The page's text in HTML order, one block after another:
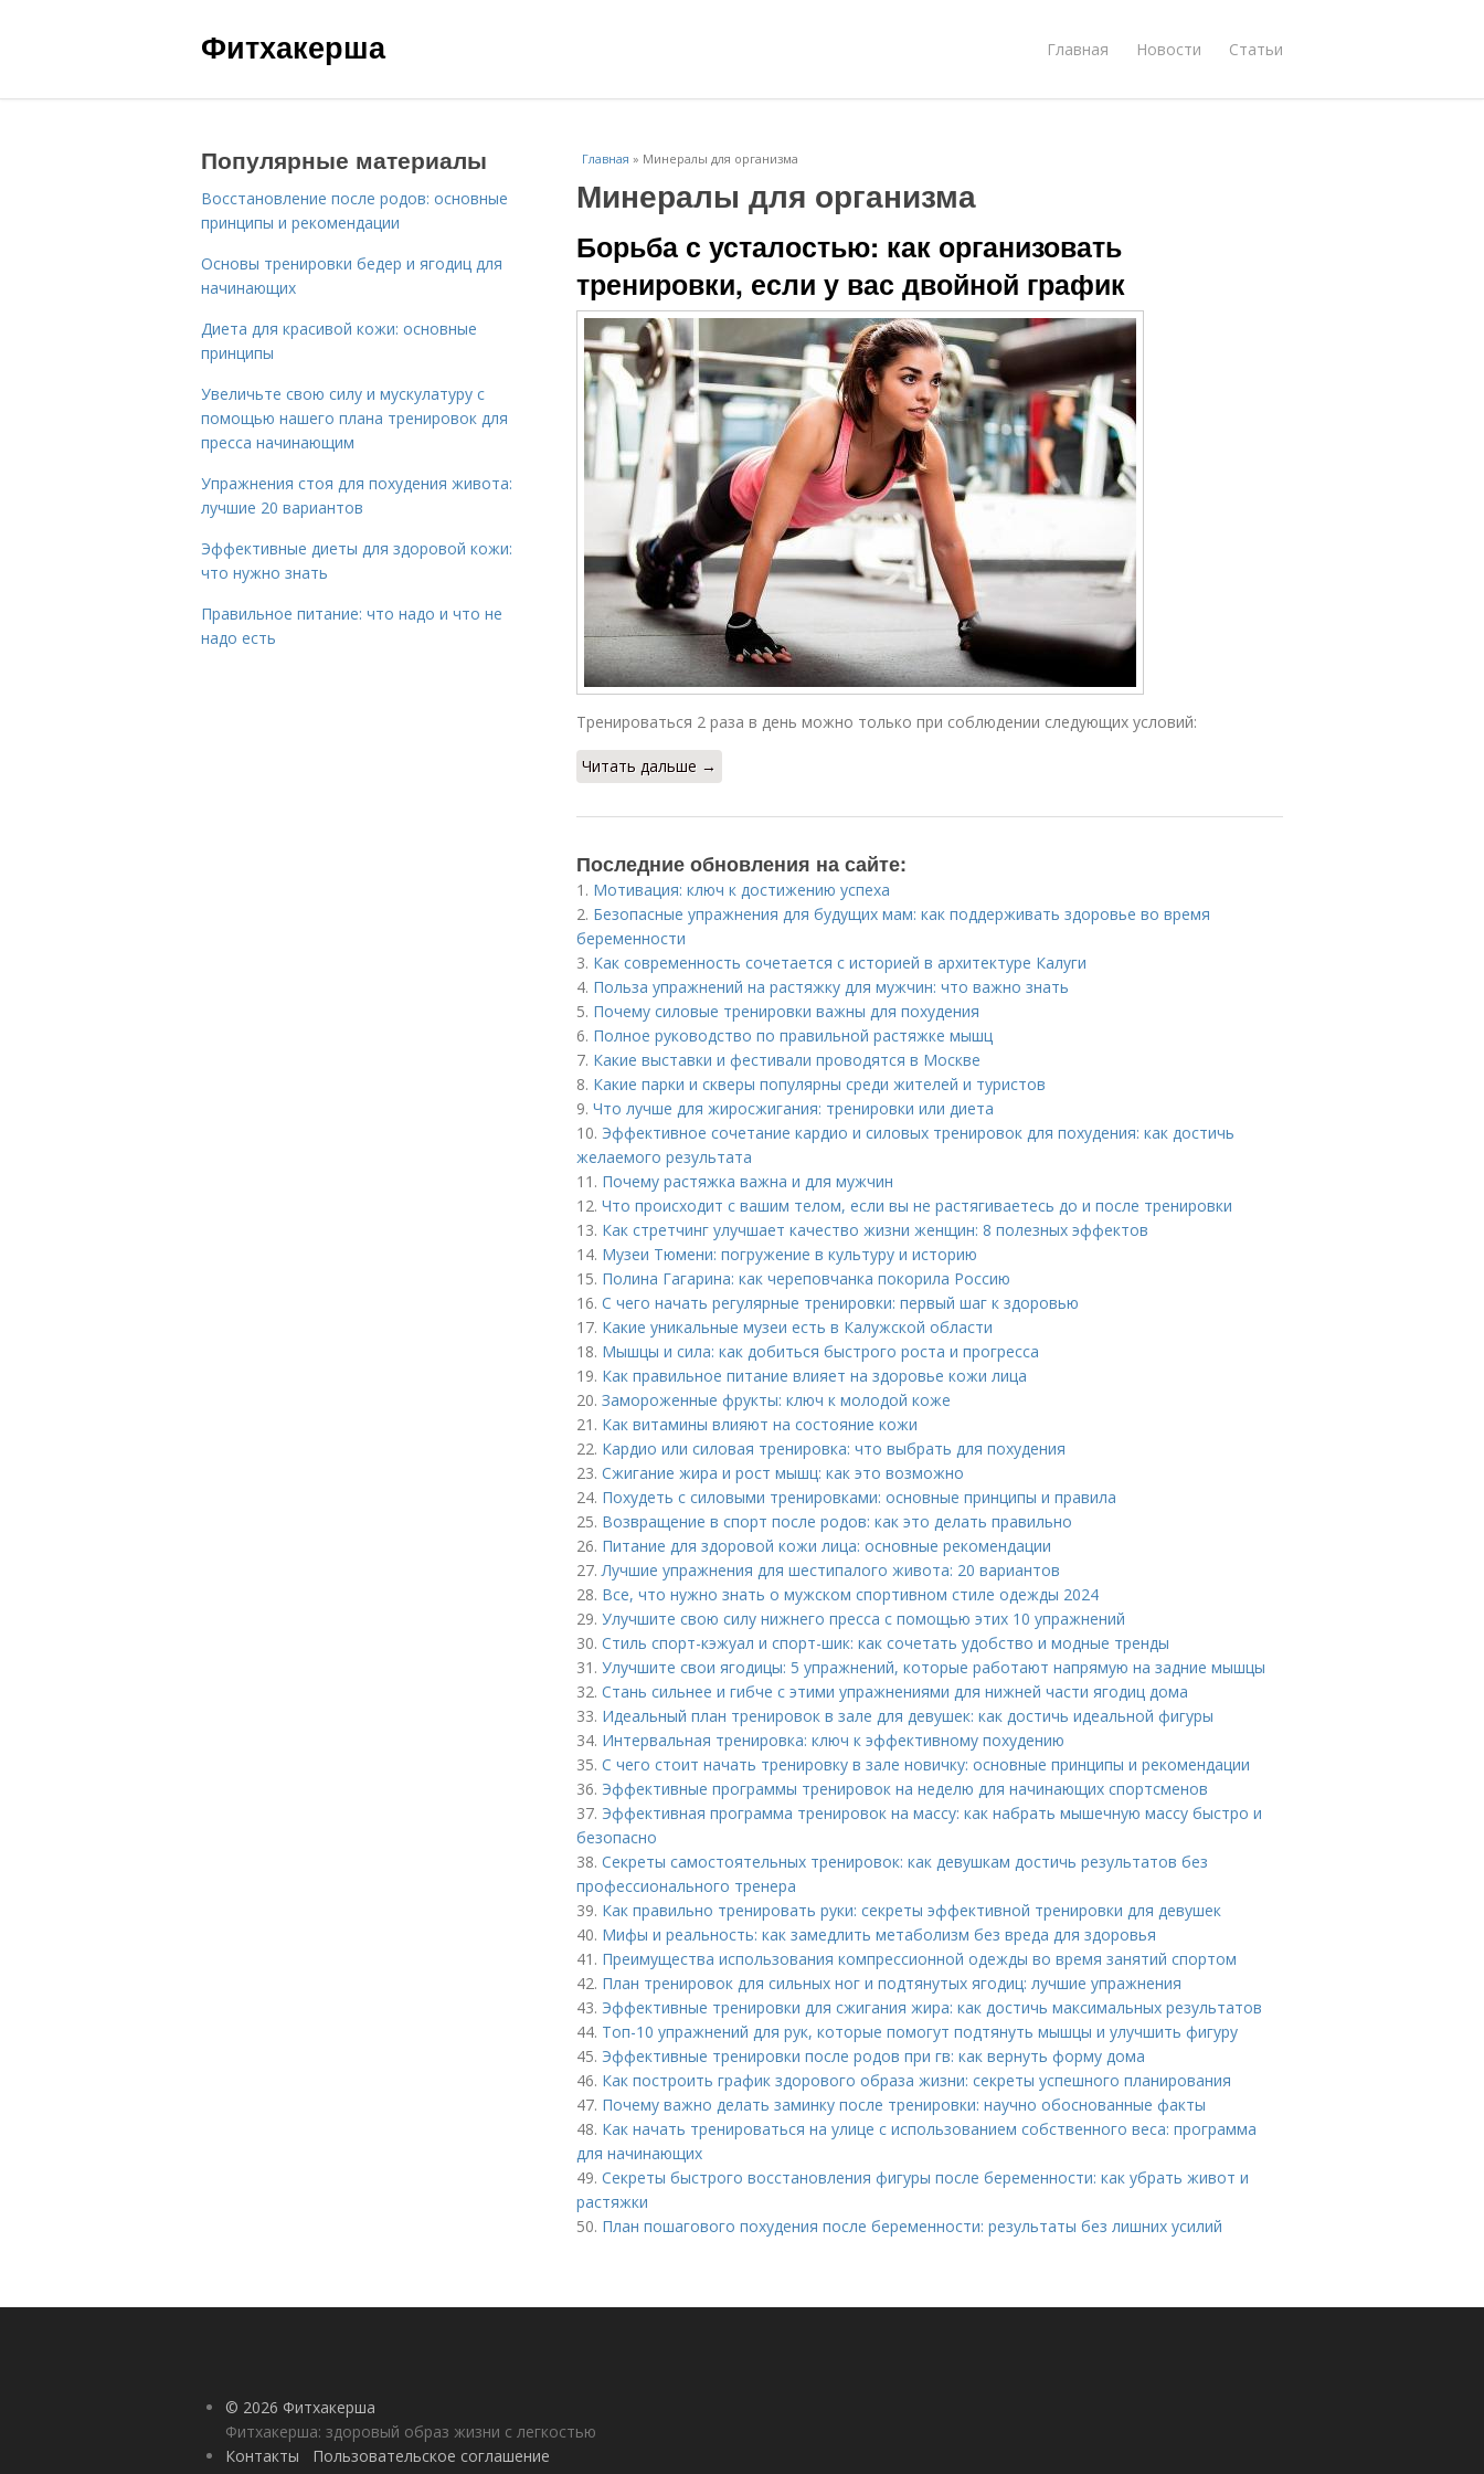
Фитхакерша Главная Новости Статьи
Главная » Минералы для организма
Минералы для организма
Борьба с усталостью: как организовать
тренировки, если у вас двойной график
Тренироваться 2 раза в день можно только при соблюдении следующих условий:
Читать дальше →
Последние обновления на сайте:
1. Мотивация: ключ к достижению успеха
2. Безопасные упражнения для будущих мам: как поддерживать здоровье во время
беременности
3. Как современность сочетается с историей в архитектуре Калуги
4. Польза упражнений на растяжку для мужчин: что важно знать
5. Почему силовые тренировки важны для похудения
6. Полное руководство по правильной растяжке мышц
7. Какие выставки и фестивали проводятся в Москве
8. Какие парки и скверы популярны среди жителей и туристов
9. Что лучше для жиросжигания: тренировки или диета
10. Эффективное сочетание кардио и силовых тренировок для похудения: как достичь
желаемого результата
11. Почему растяжка важна и для мужчин
12. Что происходит с вашим телом, если вы не растягиваетесь до и после тренировки
13. Как стретчинг улучшает качество жизни женщин: 8 полезных эффектов
14. Музеи Тюмени: погружение в культуру и историю
15. Полина Гагарина: как череповчанка покорила Россию
16. С чего начать регулярные тренировки: первый шаг к здоровью
17. Какие уникальные музеи есть в Калужской области
18. Мышцы и сила: как добиться быстрого роста и прогресса
19. Как правильное питание влияет на здоровье кожи лица
20. Замороженные фрукты: ключ к молодой коже
21. Как витамины влияют на состояние кожи
22. Кардио или силовая тренировка: что выбрать для похудения
23. Сжигание жира и рост мышц: как это возможно
24. Похудеть с силовыми тренировками: основные принципы и правила
25. Возвращение в спорт после родов: как это делать правильно
26. Питание для здоровой кожи лица: основные рекомендации
27.Лучшие упражнения для шестипалого живота: 20 вариантов
28. Все, что нужно знать о мужском спортивном стиле одежды 2024
29. Улучшите свою силу нижнего пресса с помощью этих 10 упражнений
30. Стиль спорт-кэжуал и спорт-шик: как сочетать удобство и модные тренды
31. Улучшите свои ягодицы: 5 упражнений, которые работают напрямую на задние мышцы
32. Стань сильнее и гибче с этими упражнениями для нижней части ягодиц дома
33. Идеальный план тренировок в зале для девушек: как достичь идеальной фигуры
34. Интервальная тренировка: ключ к эффективному похудению
35. С чего стоит начать тренировку в зале новичку: основные принципы и рекомендации
36. Эффективные программы тренировок на неделю для начинающих спортсменов
37. Эффективная программа тренировок на массу: как набрать мышечную массу быстро и
безопасно
38. Секреты самостоятельных тренировок: как девушкам достичь результатов без
профессионального тренера
39. Как правильно тренировать руки: секреты эффективной тренировки для девушек
40. Мифы и реальность: как замедлить метаболизм без вреда для здоровья
41. Преимущества использования компрессионной одежды во время занятий спортом
42. План тренировок для сильных ног и подтянутых ягодиц: лучшие упражнения
43. Эффективные тренировки для сжигания жира: как достичь максимальных результатов
44. Топ-10 упражнений для рук, которые помогут подтянуть мышцы и улучшить фигуру
45. Эффективные тренировки после родов при гв: как вернуть форму дома
46. Как построить график здорового образа жизни: секреты успешного планирования
47. Почему важно делать заминку после тренировки: научно обоснованные факты
48. Как начать тренироваться на улице с использованием собственного веса: программа
для начинающих
49. Секреты быстрого восстановления фигуры после беременности: как убрать живот и
растяжки
50. План пошагового похудения после беременности: результаты без лишних усилий
Популярные материалы
Восстановление после родов: основные
принципы и рекомендации
Основы тренировки бедер и ягодиц для
начинающих
Диета для красивой кожи: основные
принципы
Увеличьте свою силу и мускулатуру с
помощью нашего плана тренировок для
пресса начинающим
Упражнения стоя для похудения живота:
лучшие 20 вариантов
Эффективные диеты для здоровой кожи:
что нужно знать
Правильное питание: что надо и что не
надо есть
© 2026 Фитхакерша
Фитхакерша: здоровый образ жизни с легкостью
Контакты
Пользовательское соглашение